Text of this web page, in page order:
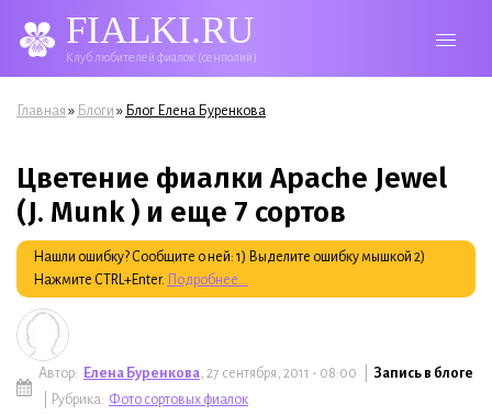
FIALKI.RU
Клуб любителей фиалок (сенполий)
Вы здесь
Главная » Блоги » Блог Елена Буренкова
Цветение фиалки Apache Jewel
(J. Munk ) и еще 7 сортов
Нашли ошибку? Сообщите о ней: 1) Выделите ошибку мышкой 2)
Нажмите CTRL+Enter. Подробнее...
Автор: Елена Буренкова, 27 сентября, 2011 - 08:00 | Запись в блоге
| Рубрика: Фото сортовых фиалок